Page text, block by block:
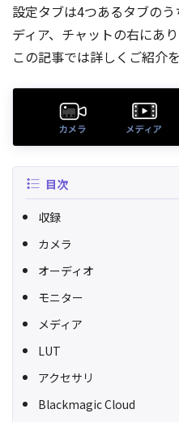
設定タブは4つあるタブの
ディア、チャットの右にあ
この記事では詳しくご紹介
目次
収録
カメラ
オーディオ
モニター
メディア
LUT
アクセサリ
Blackmagic Cloud